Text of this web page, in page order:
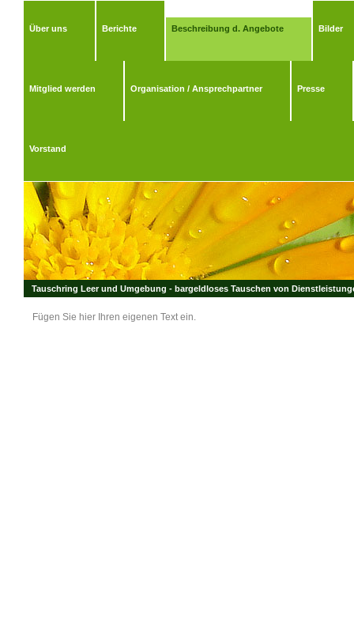
Über uns Berichte Beschreibung d. Angebote Bilder
Mitglied werden Organisation / Ansprechpartner Presse
Vorstand
Tauschring Leer und Umgebung - bargeldloses Tauschen von
Fügen Sie hier Ihren eigenen Text ein.